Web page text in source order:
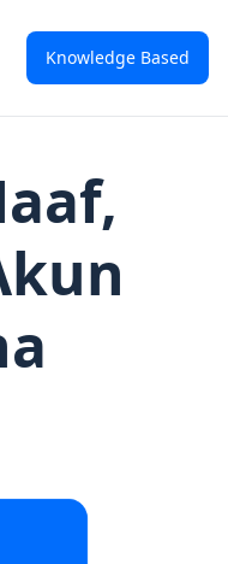
Knowledge Based